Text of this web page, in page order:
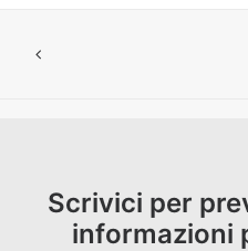
Scrivici per
informazioni